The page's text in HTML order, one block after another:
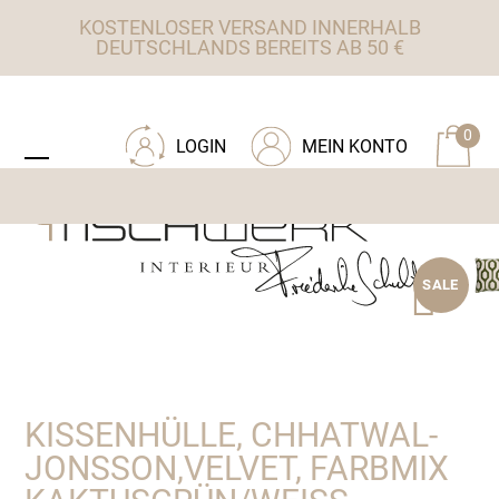
KOSTENLOSER VERSAND INNERHALB
DEUTSCHLANDS BEREITS AB 50 €
0
MEIN KONTO
LOGIN
mobile
mobile
SALE
KISSENHÜLLE, CHHATWAL-
JONSSON,VELVET, FARBMIX